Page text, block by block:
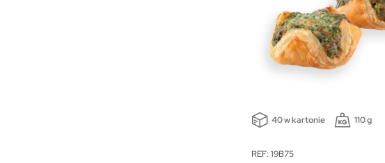
40 w kartonie 110 g
REF: 19B75